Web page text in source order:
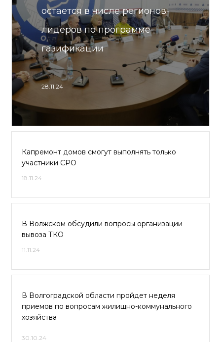
остается в числе регионов-
лидеров по программе
газификации
28.11.24
Капремонт домов смогут выполнять только
участники СРО
18.11.24
В Волжском обсудили вопросы организации
вывоза ТКО
11.11.24
В Волгоградской области пройдет неделя
приемов по вопросам жилищно-коммунального
хозяйства
30.10.24